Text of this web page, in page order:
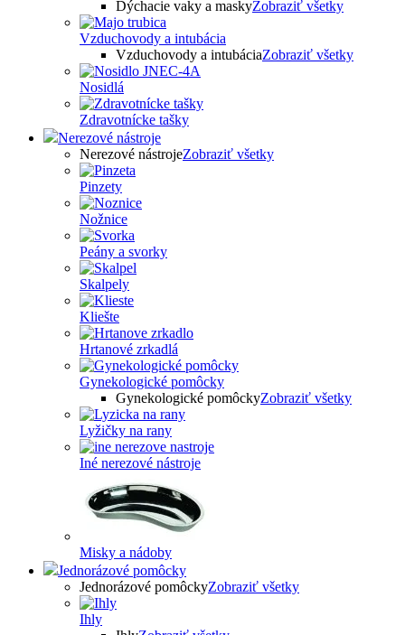
Dýchacie vaky a maskyZobraziť všetky
Vzduchovody a intubácia
Vzduchovody a intubáciaZobraziť všetky
Nosidlá
Zdravotnícke tašky
Nerezové nástroje
Nerezové nástrojeZobraziť všetky
Pinzety
Nožnice
Peány a svorky
Skalpely
Kliešte
Hrtanové zrkadlá
Gynekologické pomôcky
Gynekologické pomôckyZobraziť všetky
Lyžičky na rany
Iné nerezové nástroje
Misky a nádoby
Jednorázové pomôcky
Jednorázové pomôckyZobraziť všetky
Ihly